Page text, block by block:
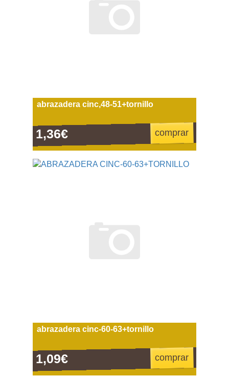
abrazadera cinc,48-51+tornillo
1,36€ comprar
abrazadera cinc-60-63+tornillo
1,09€ comprar